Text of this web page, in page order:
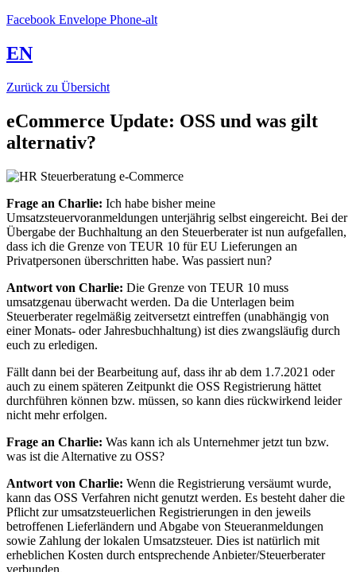
Facebook Envelope Phone-alt
EN
Zurück zu Übersicht
eCommerce Update: OSS und was gilt
alternativ?
Frage an Charlie: Ich habe bisher meine
Umsatzsteuervoranmeldungen unterjährig selbst eingereicht. Bei der
Übergabe der Buchhaltung an den Steuerberater ist nun aufgefallen,
dass ich die Grenze von TEUR 10 für EU Lieferungen an
Privatpersonen überschritten habe. Was passiert nun?
Antwort von Charlie: Die Grenze von TEUR 10 muss
umsatzgenau überwacht werden. Da die Unterlagen beim
Steuerberater regelmäßig zeitversetzt eintreffen (unabhängig von
einer Monats- oder Jahresbuchhaltung) ist dies zwangsläufig durch
euch zu erledigen.
Fällt dann bei der Bearbeitung auf, dass ihr ab dem 1.7.2021 oder
auch zu einem späteren Zeitpunkt die OSS Registrierung hättet
durchführen können bzw. müssen, so kann dies rückwirkend leider
nicht mehr erfolgen.
Frage an Charlie: Was kann ich als Unternehmer jetzt tun bzw.
was ist die Alternative zu OSS?
Antwort von Charlie: Wenn die Registrierung versäumt wurde,
kann das OSS Verfahren nicht genutzt werden. Es besteht daher die
Pflicht zur umsatzsteuerlichen Registrierungen in den jeweils
betroffenen Lieferländern und Abgabe von Steueranmeldungen
sowie Zahlung der lokalen Umsatzsteuer. Dies ist natürlich mit
erheblichen Kosten durch entsprechende Anbieter/Steuerberater
verbunden.